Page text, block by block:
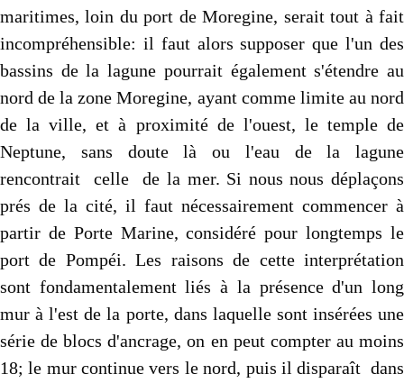
maritimes, loin du port de Moregine, serait tout à fait
incompréhensible: il faut alors supposer que l'un des
bassins de la lagune pourrait également s'étendre au
nord de la zone Moregine, ayant comme limite au nord
de la ville, et à proximité de l'ouest, le temple de
Neptune, sans doute là ou l'eau de la lagune
rencontrait celle de la mer. Si nous nous déplaçons
prés de la cité, il faut nécessairement commencer à
partir de Porte Marine, considéré pour longtemps le
port de Pompéi. Les raisons de cette interprétation
sont fondamentalement liés à la présence d'un long
mur à l'est de la porte, dans laquelle sont insérées une
série de blocs d'ancrage, on en peut compter au moins
18; le mur continue vers le nord, puis il disparaît dans